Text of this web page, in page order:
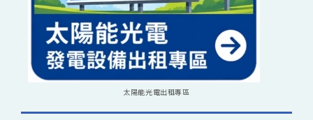
太陽能光電出租專區